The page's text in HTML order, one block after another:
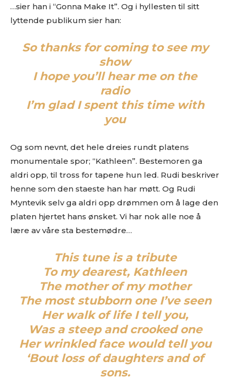
Passer din musikk inn blant platene vi skriver
om? Dust of Daylight er på mange måter en nisjeblogg, så
på. På den måten slipper både du og vi å kaste bort tid.
Musikken din passer inn. Kult! Send oss en epost på
review@musikkbloggen.no.
Den bør som MINIMUM inneholde følgende:
Litt om deg. Om prosjektet ditt, og når det er release osv.
Link til et sted der vi kan høre et eksempel uten å
måtteleteetter musikken din. Og uten å måtte logge
(gode eksempler er f.eks Soundcloud og YouTube. Dårlige
er Spotify og Tidal.)
Platen som nedlastbar MP3 . Dropbox er fint, eller et av
de andre hundrevis av fildelingsverktøyene som finnes. En
stream på Soundcloud er fint, men vi vil uansettpå et
tidspunkt spørre deg om MP3er hvis musikken skal
vurderes.
IKKE send linker til Spotify, Tidal eller iTunes som eneste
sted å høre musikken . Flere i redaksjonen styrer unna
disse stedene, så henvendelser med linker dit som eneste
sted får dessverre møte “delete”-knappen.
…sier han i “Gonna Make It”. Og i hyllesten til sitt
lyttende publikum sier han:
So thanks for coming to see my
show
I hope you’ll hear me on the
radio
I’m gladI spent this time with
you
Og som nevnt, det hele dreies rundt platens
monumentale spor; “Kathleen”. Bestemoren ga
aldri opp, til tross for tapene hun led. Rudi beskriver
henne som den staeste han har møtt. Og Rudi
Myntevik selv ga aldri opp drømmen om å lage den
platen hjertet hans ønsket. Vi har nok alle noe å
lære av våre sta bestemødre…
This tune is a tribute
To my dearest, Kathleen
The mother of my mother
The most stubborn one I’ve seen
Her walk of life I tell you,
Was a steep and crooked one
Her wrinkled face would tell you
‘Bout loss of daughters and of
sons.